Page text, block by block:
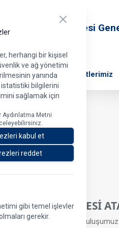
Close panel
herhangi bir kişisel
ve ağ yönetimi
yanında
bilgilerini
sağlamak için
Aydınlatma Metni
kabul et
reddet
gibi temel işlevler
gerekir.
Altyapı Bakanlığı
Meydanları İşletmesi
Ana Faaliyetlerimiz
YERLEŞTİRMESİ
sonucu